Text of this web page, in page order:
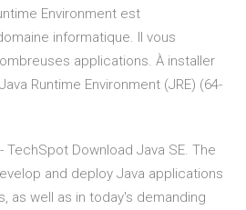
Environment est
informatique. Il vous
applications. À installer
Runtime Environment (JRE) (64-
TechSpot Download Java SE. The
and deploy Java applications
as well as in today's demanding